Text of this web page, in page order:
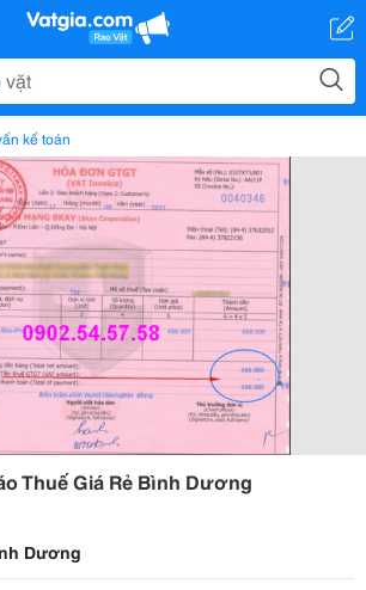
kế toán
Thuế Giá Rẻ Bình Dương
Dương